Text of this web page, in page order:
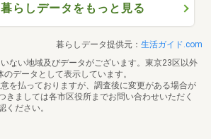
らしデータをもっと見る
暮らしデータ提供元： 生活ガイド.com
ない地域及びデータがございます。東京23区以外
データとして表示しています。
を払っておりますが、調査後に変更がある場合が
きましては各市区役所までお問い合わせいただく
ください。